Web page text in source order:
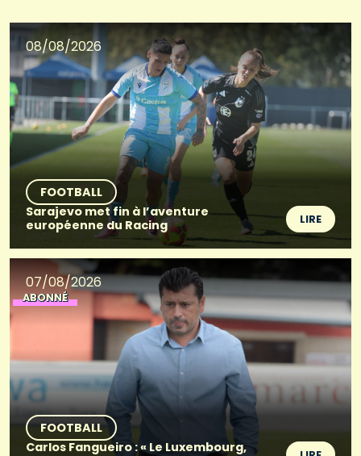
08/08/2026
FOOTBALL
Sarajevo met fin à l’aventure
européenne du Racing
LIRE
07/08/2026
ABONNÉ
FOOTBALL
Carlos Fangueiro : « Le Luxembourg,